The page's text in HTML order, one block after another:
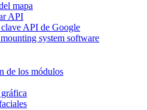
mapa
API
API de Google
system software
de los módulos